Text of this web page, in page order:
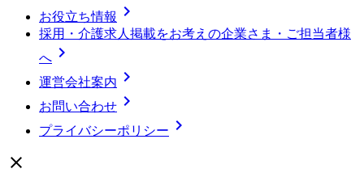
お役立ち情報 
採用・介護求人掲載をお考えの企業さま・ご担当者様
へ 
運営会社案内 
お問い合わせ 
プライバシーポリシー 
